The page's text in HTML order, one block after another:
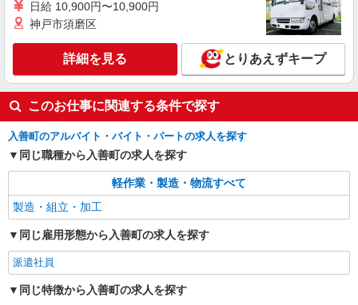
20h / 深夜60h / 休出8h 一般物件、レオパレス→住
み込みでお仕事可能★☆ 綺麗な1R、1Kをご用意
☆
詳細を見る
日給 10,900円〜10,900円
神戸市須磨区
詳細を見る とりあえずキープ
このお仕事に関連する条件で探す
入善町のアルバイト・バイト・パートの求人を探す
同じ職種から入善町の求人を探す
軽作業・製造・物流すべて
製造・組立・加工
同じ雇用形態から入善町の求人を探す
派遣社員
同じ特徴から入善町の求人を探す